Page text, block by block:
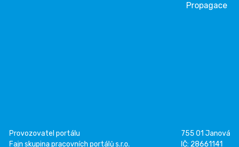
Propagace
Provozovatel portálu
Fajn skupina pracovních portálů s.r.o.
755 01 Janová
IČ: 28661141